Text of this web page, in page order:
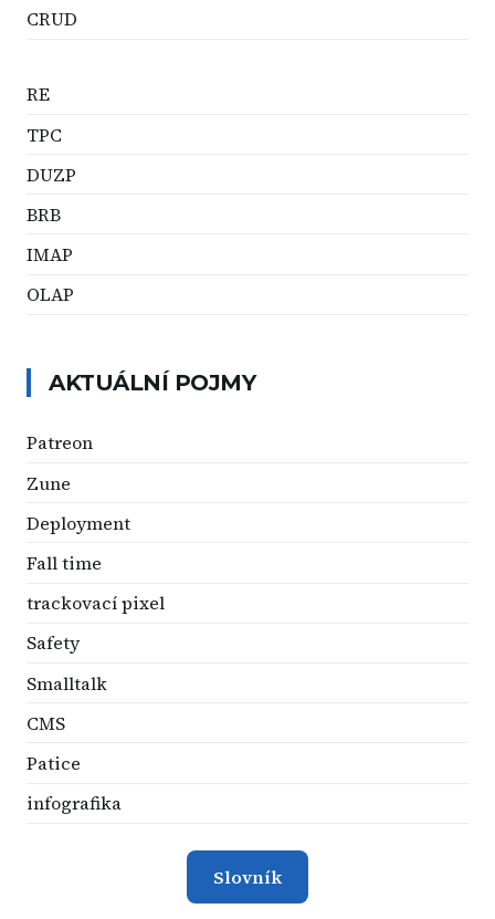
CRUD
RE
TPC
DUZP
BRB
IMAP
OLAP
AKTUÁLNÍ POJMY
Patreon
Zune
Deployment
Fall time
trackovací pixel
Safety
Smalltalk
CMS
Patice
infografika
Slovník